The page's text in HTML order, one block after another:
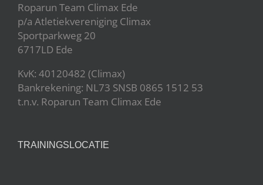
Roparun Team Climax Ede
p/a Atletiekvereniging Climax
Sportparkweg 20
6717LD Ede
KvK: 40120482 (Climax)
Bankrekening: NL73 SNSB 0865 1512 53
t.n.v. Roparun Team Climax Ede
TRAININGSLOCATIE